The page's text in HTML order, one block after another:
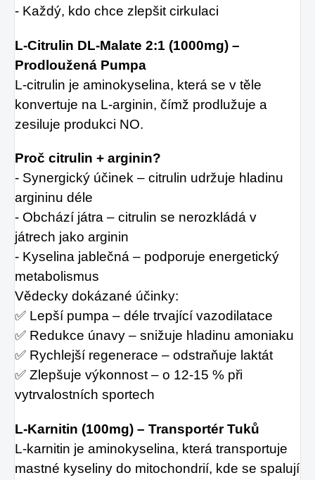
- Každý, kdo chce zlepšit cirkulaci
L-Citrulin DL-Malate 2:1 (1000mg) –
Prodloužená Pumpa
L-citrulin je aminokyselina, která se v těle
konvertuje na L-arginin, čímž prodlužuje a
zesiluje produkci NO.
Proč citrulin + arginin?
- Synergický účinek – citrulin udržuje hladinu
argininu déle
- Obchází játra – citrulin se nerozkládá v
játrech jako arginin
- Kyselina jablečná – podporuje energetický
metabolismus
Vědecky dokázané účinky:
✅ Lepší pumpa – déle trvající vazodilatace
✅ Redukce únavy – snižuje hladinu amoniaku
✅ Rychlejší regenerace – odstraňuje laktát
✅ Zlepšuje výkonnost – o 12-15 % při
vytrvalostních sportech
L-Karnitin (100mg) – Transportér Tuků
L-karnitin je aminokyselina, která transportuje
mastné kyseliny do mitochondrií, kde se spalují